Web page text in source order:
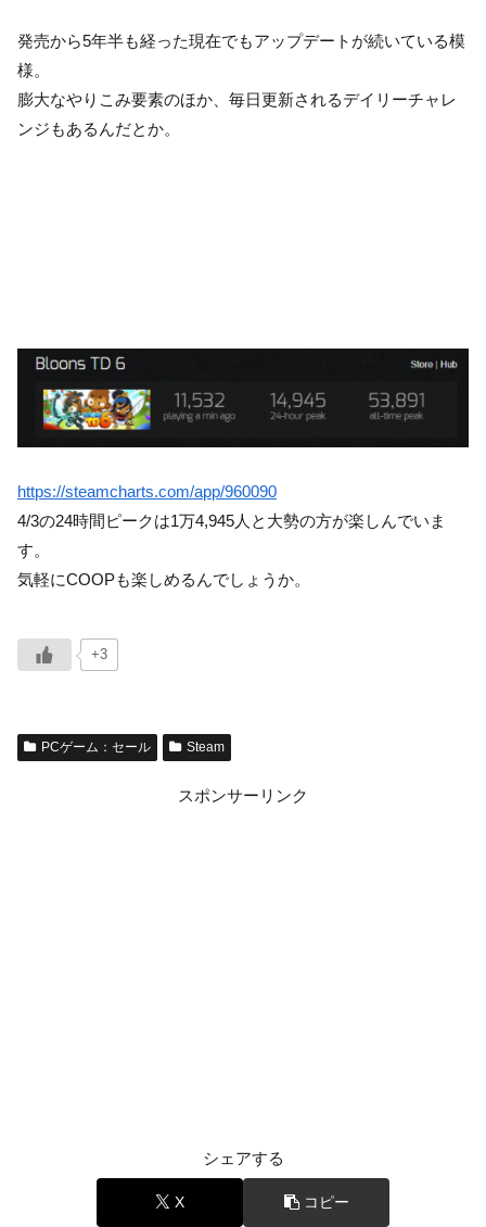
発売から5年半も経った現在でもアップデートが続いている模
様。
膨大なやりこみ要素のほか、毎日更新されるデイリーチャレ
ンジもあるんだとか。
https://steamcharts.com/app/960090
4/3の24時間ピークは1万4,945人と大勢の方が楽しんでいま
す。
気軽にCOOPも楽しめるんでしょうか。
+3
PCゲーム：セール Steam
スポンサーリンク
シェアする
X コピー